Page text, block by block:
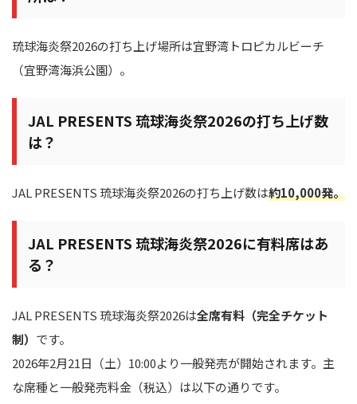
琉球海炎祭2026の打ち上げ場所は宜野湾トロピカルビーチ
（宜野湾海浜公園）。
JAL PRESENTS 琉球海炎祭2026の打ち上げ数
は？
JAL PRESENTS 琉球海炎祭2026の打ち上げ数は約10,000発。
JAL PRESENTS 琉球海炎祭2026に有料席はあ
る？
JAL PRESENTS 琉球海炎祭2026は全席有料（完全チケット
制） です。
2026年2月21日（土）10:00より一般発売が開始されます。主
な席種と一般発売料金（税込）は以下の通りです。